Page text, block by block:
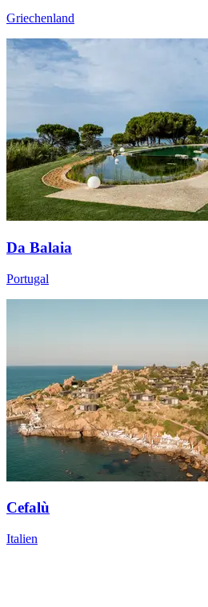
Griechenland
Da Balaia
Portugal
Cefalù
Italien